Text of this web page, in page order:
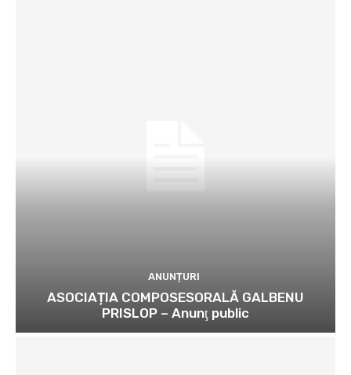
ANUNȚURI
ASOCIAȚIA COMPOSESORALĂ GALBENU
PRISLOP – Anunţ public